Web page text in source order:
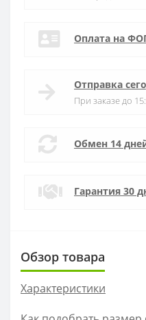
Оплата на
Отправка
При заказе до
Обмен 14
Гарантия 30
Обзор товара
Характеристики